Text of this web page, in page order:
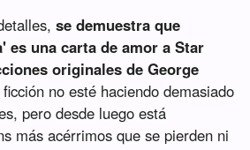
se demuestra que
es una carta de amor a Star
originales de George
no esté haciendo demasiado
pero desde luego está
más acérrimos que se pierden ni